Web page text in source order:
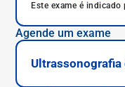
Este exame é
Agende um exame
Ultrassonografia